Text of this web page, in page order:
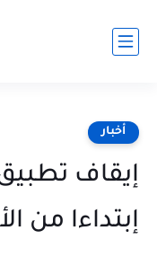
أخبار
إبتداءا من